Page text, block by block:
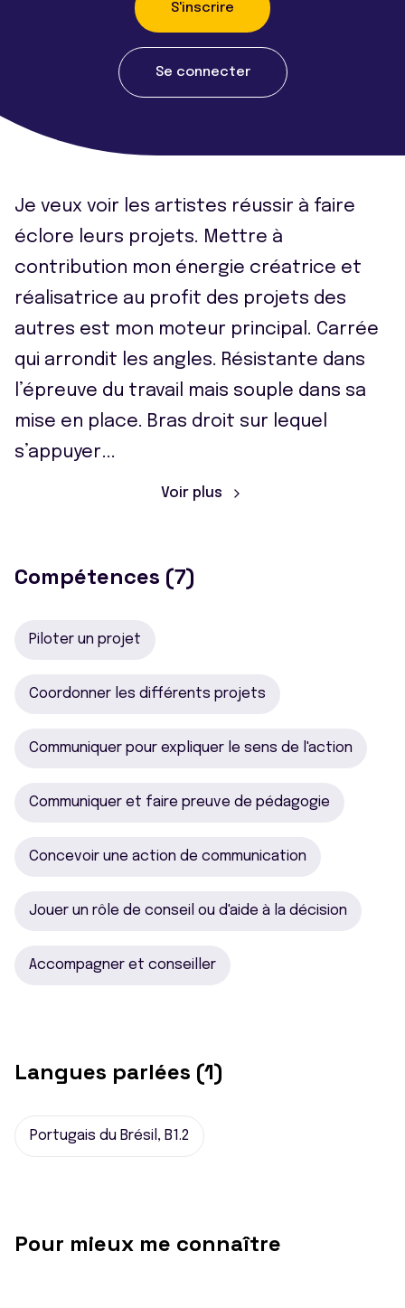
S'inscrire
Se connecter
Je veux voir les artistes réussir à faire
éclore leurs projets. Mettre à
contribution mon énergie créatrice et
réalisatrice au profit des projets des
autres est mon moteur principal. Carrée
qui arrondit les angles. Résistante dans
l’épreuve du travail mais souple dans sa
mise en place. Bras droit sur lequel
s’appuyer...
Voir plus
Compétences (7)
Piloter un projet
Coordonner les différents projets
Communiquer pour expliquer le sens de l'action
Communiquer et faire preuve de pédagogie
Concevoir une action de communication
Jouer un rôle de conseil ou d'aide à la décision
Accompagner et conseiller
Langues parlées (1)
Portugais du Brésil, B1.2
Pour mieux me connaître